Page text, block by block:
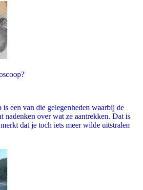
een van die gelegenheden waarbij de
nadenken over wat ze aantrekken. Dat is
dat je toch iets meer wilde uitstralen